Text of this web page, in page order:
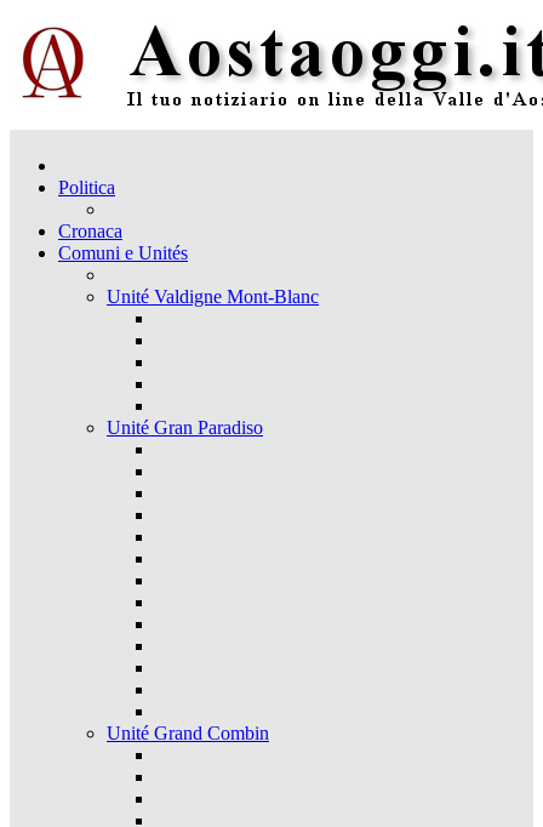
Politica
Cronaca
Comuni e Unités
Unité Valdigne Mont-Blanc
Unité Gran Paradiso
Unité Grand Combin